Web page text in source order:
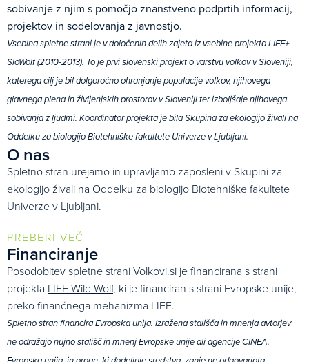
sobivanje z njim s pomočjo znanstveno podprtih informacij,
projektov in sodelovanja z javnostjo.
Vsebina spletne strani je v določenih delih zajeta iz vsebine projekta LIFE+
SloWolf (2010-2013). To je prvi slovenski projekt o varstvu volkov v Sloveniji,
katerega cilj je bil dolgoročno ohranjanje populacije volkov, njihovega
glavnega plena in življenjskih prostorov v Sloveniji ter izboljšaje njihovega
sobivanja z ljudmi. Koordinator projekta je bila Skupina za ekologijo živali na
Oddelku za biologijo Biotehniške fakultete Univerze v Ljubljani.
O nas
Spletno stran urejamo in upravljamo zaposleni v Skupini za
ekologijo živali na Oddelku za biologijo Biotehniške fakultete
Univerze v Ljubljani.
PREBERI VEČ
Financiranje
Posodobitev spletne strani Volkovi.si je financirana s strani
projekta LIFE Wild Wolf, ki je financiran s strani Evropske unije,
preko finančnega mehanizma LIFE.
Spletno stran financira Evropska unija. Izražena stališča in mnenja avtorjev
ne odražajo nujno stališč in mnenj Evropske unije ali agencije CINEA.